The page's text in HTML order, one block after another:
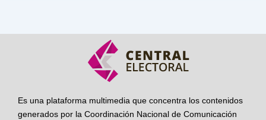
Es una plataforma multimedia que concentra los contenidos
generados por la Coordinación Nacional de Comunicación